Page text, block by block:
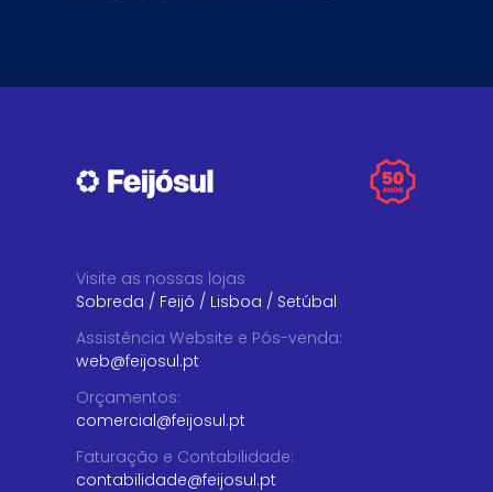
Visite as nossas lojas
Sobreda / Feijó / Lisboa / Setúbal
Assistência Website e Pós-venda:
web@feijosul.pt
Orçamentos:
comercial@feijosul.pt
Faturação e Contabilidade:
contabilidade@feijosul.pt